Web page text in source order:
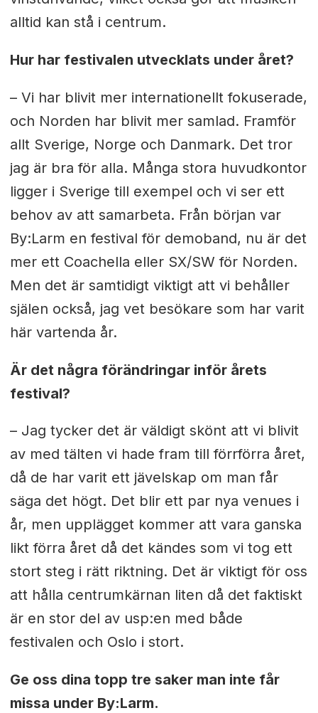
alltid kan stå i centrum.
Hur har festivalen utvecklats under året?
– Vi har blivit mer internationellt fokuserade,
och Norden har blivit mer samlad. Framför
allt Sverige, Norge och Danmark. Det tror
jag är bra för alla. Många stora huvudkontor
ligger i Sverige till exempel och vi ser ett
behov av att samarbeta. Från början var
By:Larm en festival för demoband, nu är det
mer ett Coachella eller SX/SW för Norden.
Men det är samtidigt viktigt att vi behåller
själen också, jag vet besökare som har varit
här vartenda år.
Är det några förändringar inför årets
festival?
– Jag tycker det är väldigt skönt att vi blivit
av med tälten vi hade fram till förrförra året,
då de har varit ett jävelskap om man får
säga det högt. Det blir ett par nya venues i
år, men upplägget kommer att vara ganska
likt förra året då det kändes som vi tog ett
stort steg i rätt riktning. Det är viktigt för oss
att hålla centrumkärnan liten då det faktiskt
är en stor del av usp:en med både
festivalen och Oslo i stort.
Ge oss dina topp tre saker man inte får
missa under By:Larm.